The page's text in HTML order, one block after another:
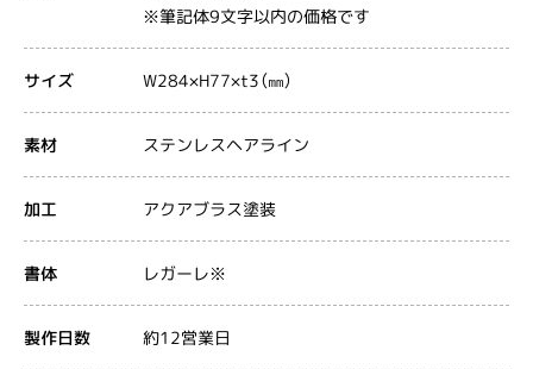
※筆記体9文字以内の価格です
サイズ W284×H77×t3（㎜）
素材 ステンレスヘアライン
加工 アクアブラス塗装
書体 レガーレ※
製作日数 約12営業日